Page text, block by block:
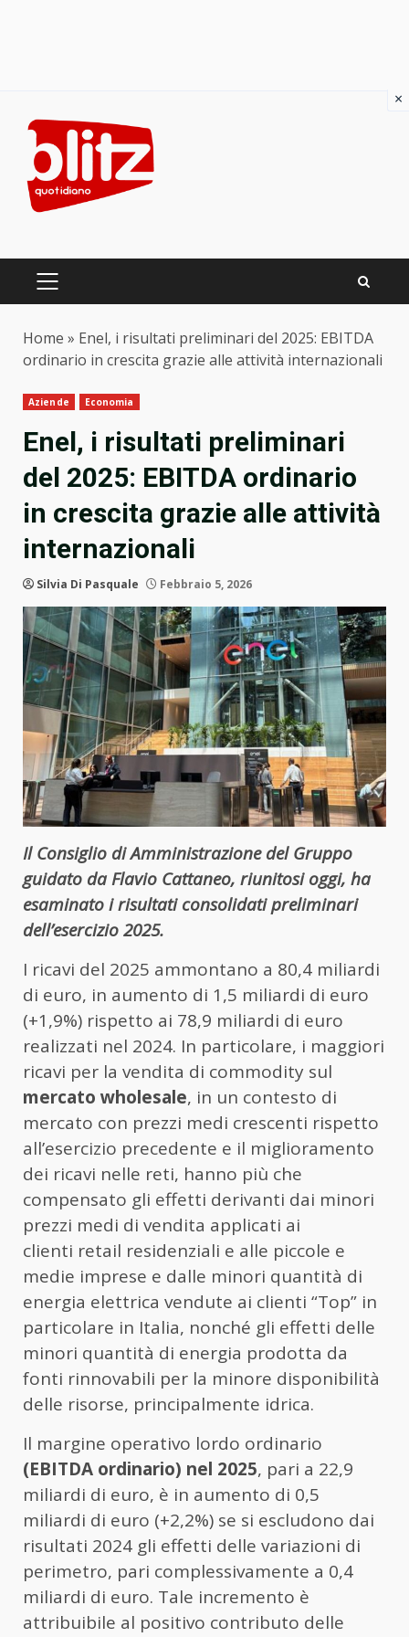
content
PRIMARY
Home » Enel, i risultati preliminari del 2025: EBITDA
ordinario in crescita grazie alle attività internazionali
Aziende Economia
Enel, i risultati preliminari
del 2025: EBITDA ordinario
in crescita grazie alle attività
internazionali
Silvia Di Pasquale Febbraio 5, 2026
Il Consiglio di Amministrazione del Gruppo
guidato da Flavio Cattaneo, riunitosi oggi, ha
esaminato i risultati consolidati preliminari
dell’esercizio 2025.
I ricavi del 2025 ammontano a 80,4 miliardi
di euro, in aumento di 1,5 miliardi di euro
(+1,9%) rispetto ai 78,9 miliardi di euro
realizzati nel 2024. In particolare, i maggiori
ricavi per la vendita di commodity sul
mercato wholesale, in un contesto di
mercato con prezzi medi crescenti rispetto
all’esercizio precedente e il miglioramento
dei ricavi nelle reti, hanno più che
compensato gli effetti derivanti dai minori
prezzi medi di vendita applicati ai
clienti retail residenziali e alle piccole e
medie imprese e dalle minori quantità di
energia elettrica vendute ai clienti “Top” in
particolare in Italia, nonché gli effetti delle
minori quantità di energia prodotta da
fonti rinnovabili per la minore disponibilità
delle risorse, principalmente idrica.
Il margine operativo lordo ordinario
(EBITDA ordinario) nel 2025, pari a 22,9
miliardi di euro, è in aumento di 0,5
miliardi di euro (+2,2%) se si escludono dai
risultati 2024 gli effetti delle variazioni di
perimetro, pari complessivamente a 0,4
miliardi di euro. Tale incremento è
attribuibile al positivo contributo delle
×